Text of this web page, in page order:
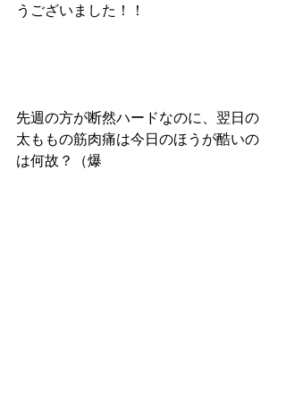
うございました！！
先週の方が断然ハードなのに、翌日の
太ももの筋肉痛は今日のほうが酷いの
は何故？（爆